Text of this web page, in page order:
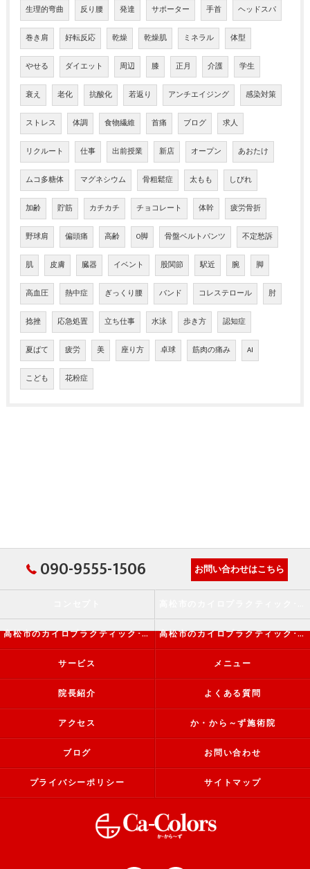
生理的弯曲 反り腰 発達 サポーター 手首 ヘッドスパ
巻き肩 好転反応 乾燥 乾燥肌 ミネラル 体型
やせる ダイエット 周辺 膝 正月 介護 学生
衰え 老化 抗酸化 若返り アンチエイジング 感染対策
ストレス 体調 食物繊維 首痛 ブログ 求人
リクルート 仕事 出前授業 新店 オープン あおたけ
ムコ多糖体 マグネシウム 骨粗鬆症 太もも しびれ
加齢 貯筋 カチカチ チョコレート 体幹 疲労骨折
野球肩 偏頭痛 高齢 O脚 骨盤ベルトパンツ 不定愁訴
肌 皮膚 臓器 イベント 股関節 駅近 腕 脚
高血圧 熱中症 ぎっくり腰 バンド コレステロール 肘
捻挫 応急処置 立ち仕事 水泳 歩き方 認知症
夏ばて 疲労 美 座り方 卓球 筋肉の痛み AI
こども 花粉症
090-9555-1506 お問い合わせはこちら
高松市のカイロプラクティック･か・から～ず施術院の評判 高松市のカイロプラクティック･か・から～ず施術院のお客様の声
サービス メニュー
院長紹介 よくある質問
アクセス か・から～ず施術院
ブログ お問い合わせ
プライバシーポリシー サイトマップ